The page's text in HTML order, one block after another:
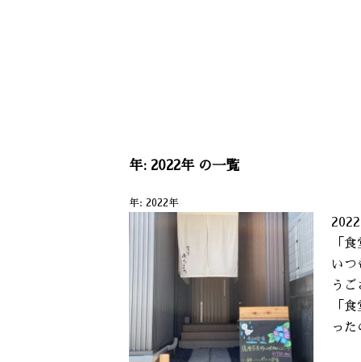
年: 2022年の一覧
年: 2022年
「
いつ
う
「
っ